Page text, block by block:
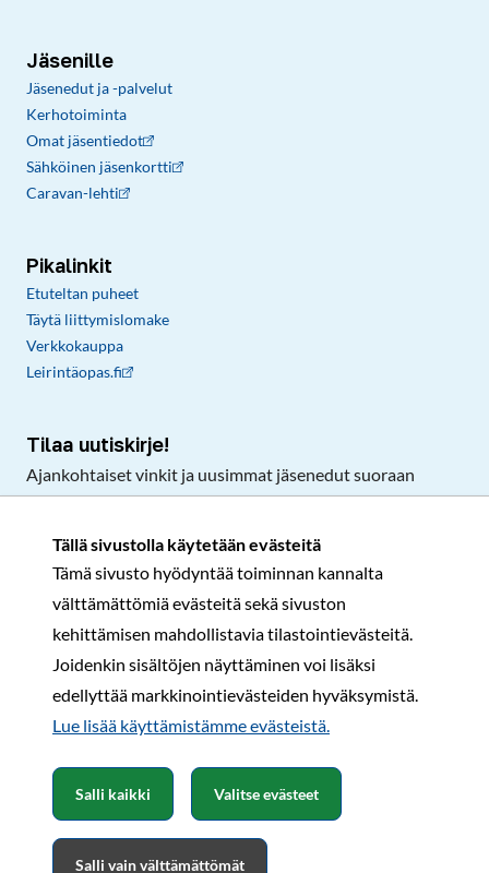
Tällä sivustolla käytetään evästeitä
Tämä sivusto hyödyntää toiminnan kannalta
välttämättömiä evästeitä sekä sivuston
kehittämisen mahdollistavia tilastointievästeitä.
Joidenkin sisältöjen näyttäminen voi lisäksi
edellyttää markkinointievästeiden hyväksymistä.
Lue lisää käyttämistämme evästeistä.​​​​​​
Salli kaikki
Salli vain välttämättömät
Valitse evästeet
Jäsenille
Jäsenedut ja -palvelut
Kerhotoiminta
Omat jäsentiedot
Sähköinen jäsenkortti
Caravan-lehti
Pikalinkit
Etuteltan puheet
Täytä liittymislomake
Verkkokauppa
Leirintäopas.fi
Tilaa uutiskirje!
Ajankohtaiset vinkit ja uusimmat jäsenedut suoraan
Rekisteri- ja tietosuojaselosteSopimusehdot